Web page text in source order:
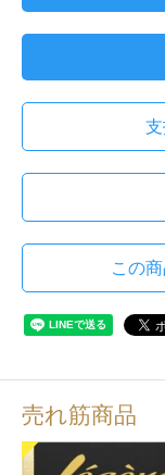
この
売れ筋商品